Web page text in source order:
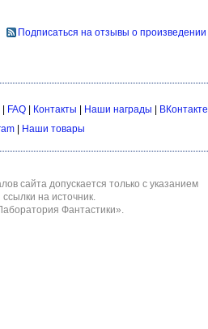
Подписаться на отзывы о произведении
| FAQ| Контакты | Наши награды | ВКонтакте
| Наши товары
сайта допускается только с указанием
ссылки на источник.
Фантастики»